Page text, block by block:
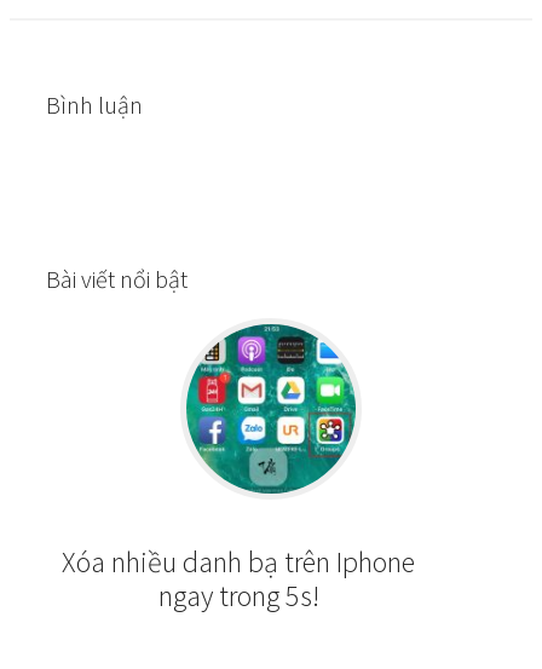
Bình luận
Bài viết nổi bật
Xóa nhiều danh bạ trên Iphone
ngay trong 5s!